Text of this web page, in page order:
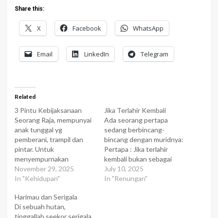
Share this:
X Facebook WhatsApp
Email LinkedIn Telegram
Related
3 Pintu Kebijaksanaan
Seorang Raja, mempunyai
anak tunggal yg
pemberani, trampil dan
pintar. Untuk
menyempurnakan
pengetahuannya, ia
mengirimnya kepada
bijaksana. "Berikanlah
pencerahan padaku
November 29, 2025
In "Kehidupan"
Jika Terlahir Kembali
Ada seorang pertapa
sedang berbincang-
bincang dengan muridnya:
Pertapa : Jika terlahir
kembali bukan sebagai
manusia, kamu lebih suka
jadi burung yang terbang
July 10, 2025
In "Renungan"
Harimau dan Serigala
Di sebuah hutan,